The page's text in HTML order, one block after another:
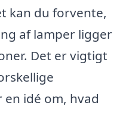
kan du forvente,
af lamper ligger
Det er vigtigt
idé om, hvad